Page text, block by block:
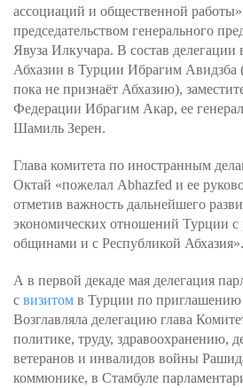
ассоциаций и общественной
председательством генерального
Явуза Илкучара. В состав делегации
Абхазии в Турции Ибрагим Авидзба
пока не признаёт Абхазию),
Федерации Ибрагим Акар, ее
Шамиль Зерен.
Глава комитета по иностранным
Октай «пожелал Abhazfed и ее
отметив важность дальнейшего
экономических отношений Турции с
общинами и с Республикой Абхазия».
А в первой декаде мая делегация
с визитом в Турции по приглашению
Возглавляла делегацию глава
политике, труду, здравоохранению,
ветеранов и инвалидов войны
коммюнике, в Стамбуле